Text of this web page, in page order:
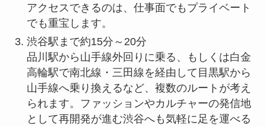
アクセスできるのは、仕事面でもプライベート
でも重宝します。
渋谷駅まで約15分～20分
品川駅から山手線外回りに乗る、もしくは白金
高輪駅で南北線・三田線を経由して目黒駅から
山手線へ乗り換えるなど、複数のルートが考え
られます。ファッションやカルチャーの発信地
として再開発が進む渋谷へも気軽に足を運べる